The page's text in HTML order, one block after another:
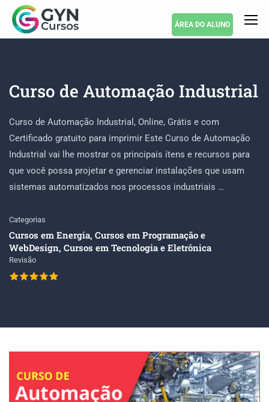
ÁREA DO ALUNO
Curso de Automação Industrial
Curso de Automação Industrial, Online, Grátis e com
Certificado gratuito para imprimir Este Curso de Automação
Industrial vai lhe mostrar os principais ítens e recursos para
que você possa projetar e gerenciar instalações que usam
sistemas automatizados nos processos industriais …
Categorias
Cursos em Energia, Cursos em Programação e
WebDesign, Cursos em Tecnologia e Eletrônica
Revisão